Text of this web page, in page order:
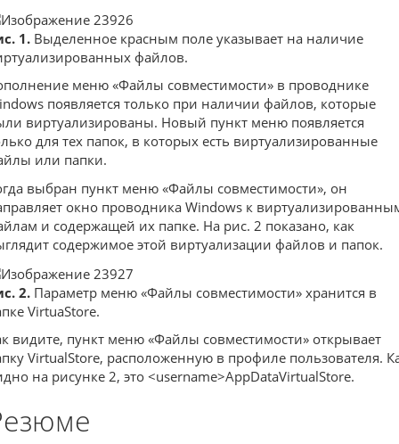
1. Выделенное красным поле указывает на наличие
файлов.
меню «Файлы совместимости» в проводнике
появляется только при наличии файлов, которые
виртуализированы. Новый пункт меню появляется
для тех папок, в которых есть виртуализированные
или папки.
выбран пункт меню «Файлы совместимости», он
окно проводника Windows к
и содержащей их папке. На рис. 2 показано, как
содержимое этой виртуализации файлов и папок.
2. Параметр меню «Файлы совместимости» хранится в
VirtuaStore.
видите, пункт меню «Файлы совместимости» открывает
VirtualStore, расположенную в профиле пользователя.
на рисунке 2, это <username>AppDataVirtualStore.